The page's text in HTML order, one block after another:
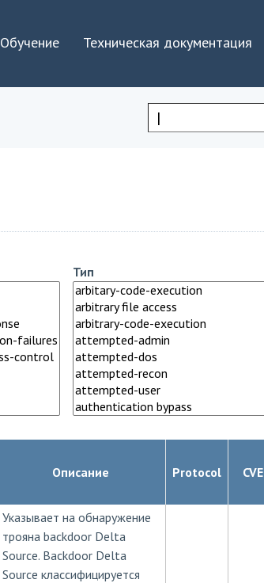
Обучение Техническая документация
Форма
Тип
Описание Protocol CVE
Указывает на обнаружение
трояна backdoor Delta
Source. Backdoor Delta
Source классифицируется